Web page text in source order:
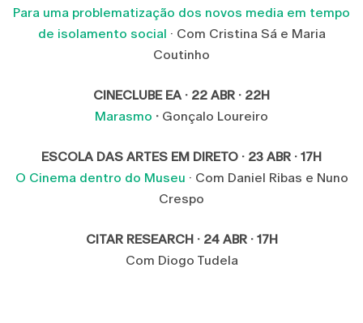
Para uma problematização dos novos media em tempo
de isolamento social · Com Cristina Sá e Maria
Coutinho
CINECLUBE EA · 22 ABR · 22H
Marasmo · Gonçalo Loureiro
ESCOLA DAS ARTES EM DIRETO · 23 ABR · 17H
O Cinema dentro do Museu · Com Daniel Ribas e Nuno
Crespo
CITAR RESEARCH · 24 ABR · 17H
Com Diogo Tudela